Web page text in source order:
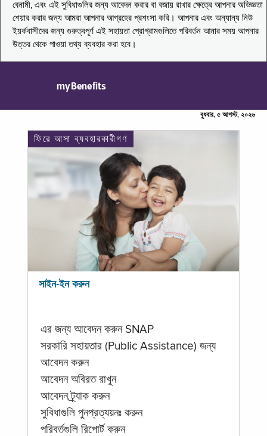
বেনামী, এবং এই সুবিধাগুলির জন্য আবেদন করার বা বজায় রাখার ক্ষেত্রে আপনার অভিজ্ঞতা
শেয়ার করার জন্য আমরা আপনার আগ্রহের প্রশংসা করি। আপনার এবং অন্যান্য নিউ
ইয়র্কবাসীদের জন্য গুরুত্বপূর্ণ এই সহায়তা প্রোগ্রামগুলিতে পরিবর্তন আনার সময় আপনার
উত্তর থেকে পাওয়া তথ্য ব্যবহার করা হবে।
myBenefits
বুধবার, ৫ আগস্ট, ২০২৬
ফিরে আসা ব্যবহারকারীগণ
সাইন-ইন করুন
এর জন্য আবেদন করুন SNAP
সরকারি সহায়তার (Public Assistance) জন্য
আবেদন করুন
আবেদন অবিরত রাখুন
আবেদন ট্র্যাক করুন
সুবিধাগুলি পুনপ্রত্যয়নঃ করুন
পরিবর্তগুলি রিপোর্ট করুন